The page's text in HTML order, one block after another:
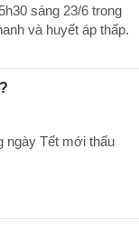
sáng 23/6 trong
và huyết áp thấp.
ngày Tết mới thấu